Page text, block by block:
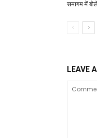
समागम में
LEAVE